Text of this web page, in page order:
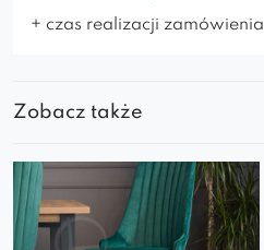
+ czas realizacji zamówienia
Zobacz także